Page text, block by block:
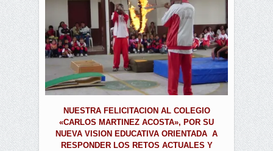
NUESTRA FELICITACION AL COLEGIO
«CARLOS MARTINEZ ACOSTA», POR SU
NUEVA VISION EDUCATIVA ORIENTADA A
RESPONDER LOS RETOS ACTUALES Y